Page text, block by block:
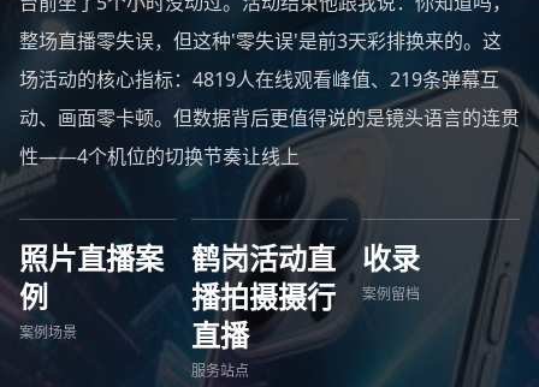
整场直播零失误，但这种'零失误'是前3天彩排换来的。这
场活动的核心指标：4819人在线观看峰值、219条弹幕互
动、画面零卡顿。但数据背后更值得说的是镜头语言的连贯
性——4个机位的切换节奏让线上
照片直播案
例
案例场景
鹤岗活动直
播拍摄摄行
直播
服务站点
收录
案例留档